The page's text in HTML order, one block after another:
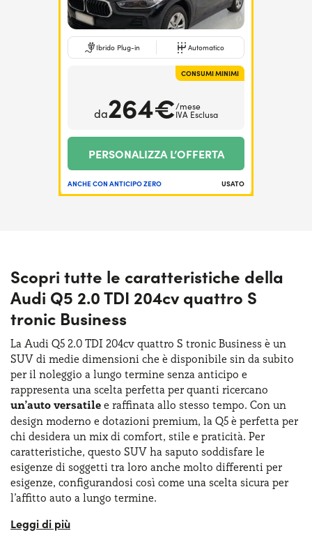
Ibrido Plug-in Automatico
CONSUMI MINIMI
da264€/mese
IVA Esclusa
PERSONALIZZA L’OFFERTA
ANCHE CON ANTICIPO ZERO USATO
Scopri tutte le caratteristiche della
Audi Q5 2.0 TDI 204cv quattro S
tronic Business
La Audi Q5 2.0 TDI 204cv quattro S tronic Business è un
SUV di medie dimensioni che è disponibile sin da subito
per il noleggio a lungo termine senza anticipo e
rappresenta una scelta perfetta per quanti ricercano
un’auto versatile e raffinata allo stesso tempo. Con un
design moderno e dotazioni premium, la Q5 è perfetta per
chi desidera un mix di comfort, stile e praticità. Per
caratteristiche, questo SUV ha saputo soddisfare le
esigenze di soggetti tra loro anche molto differenti per
esigenze, configurandosi così come una scelta sicura per
l’affitto auto a lungo termine.
Ildesign della Q5